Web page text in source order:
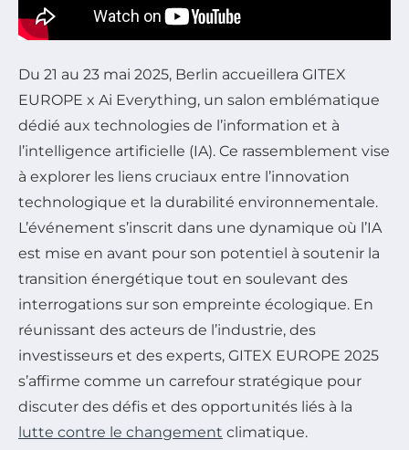
Du 21 au 23 mai 2025, Berlin accueillera GITEX
EUROPE x Ai Everything, un salon emblématique
dédié aux technologies de l’information et à
l’intelligence artificielle (IA). Ce rassemblement vise
à explorer les liens cruciaux entre l’innovation
technologique et la durabilité environnementale.
L’événement s’inscrit dans une dynamique où l’IA
est mise en avant pour son potentiel à soutenir la
transition énergétique tout en soulevant des
interrogations sur son empreinte écologique. En
réunissant des acteurs de l’industrie, des
investisseurs et des experts, GITEX EUROPE 2025
s’affirme comme un carrefour stratégique pour
discuter des défis et des opportunités liés à la
lutte contre le changement climatique.